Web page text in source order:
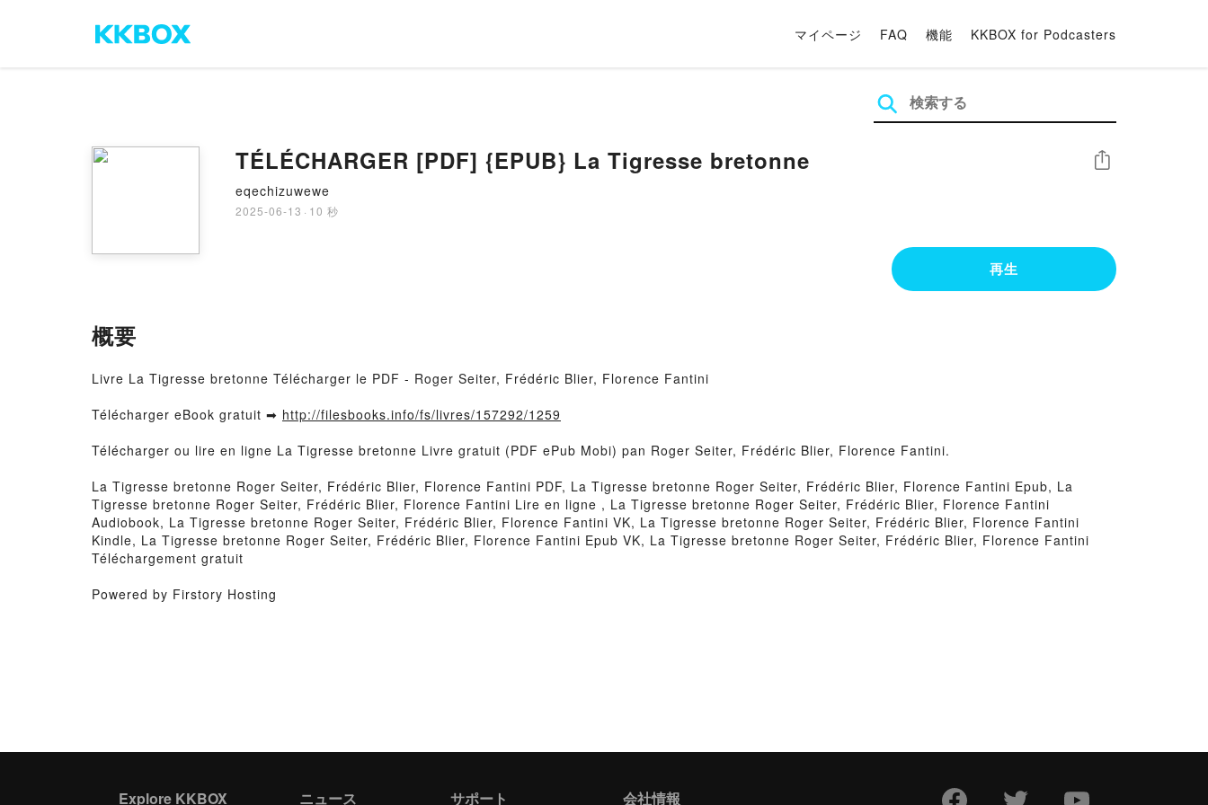
マイページ FAQ 機能 KKBOX for Podcasters
TÉLÉCHARGER [PDF] {EPUB} La Tigresse bretonne
eqechizuwewe
2025-06-13 · 10 秒
シェア
再生
概要
Livre La Tigresse bretonne Télécharger le PDF - Roger Seiter, Frédéric Blier, Florence Fantini
Télécharger eBook gratuit ➡ http://filesbooks.info/fs/livres/157292/1259
Télécharger ou lire en ligne La Tigresse bretonne Livre gratuit (PDF ePub Mobi) pan Roger Seiter, Frédéric Blier, Florence Fantini.
La Tigresse bretonne Roger Seiter, Frédéric Blier, Florence Fantini PDF, La Tigresse bretonne Roger Seiter, Frédéric Blier, Florence Fantini Epub, La
Tigresse bretonne Roger Seiter, Frédéric Blier, Florence Fantini Lire en ligne , La Tigresse bretonne Roger Seiter, Frédéric Blier, Florence Fantini
Audiobook, La Tigresse bretonne Roger Seiter, Frédéric Blier, Florence Fantini VK, La Tigresse bretonne Roger Seiter, Frédéric Blier, Florence Fantini
Kindle, La Tigresse bretonne Roger Seiter, Frédéric Blier, Florence Fantini Epub VK, La Tigresse bretonne Roger Seiter, Frédéric Blier, Florence Fantini
Téléchargement gratuit
Powered by Firstory Hosting
Explore KKBOX ニュース サポート 会社情報